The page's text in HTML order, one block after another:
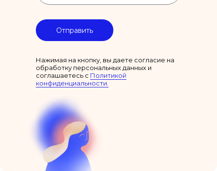
Отправить
Нажимая на кнопку, вы даете согласие на
обработку персональных данных и
соглашаетесь c Политикой
конфиденциальности.